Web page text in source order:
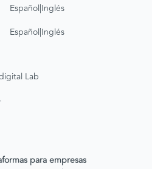
Español|Inglés
Español|Inglés
Lab
para empresas